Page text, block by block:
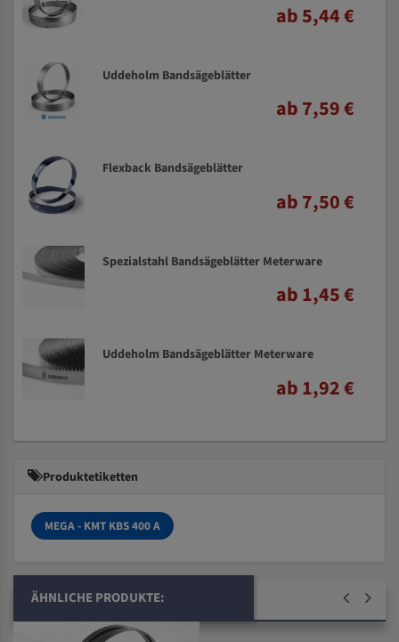
ab 5,44 €
Uddeholm Bandsägeblätter
ab 7,59 €
Flexback Bandsägeblätter
ab 7,50 €
Spezialstahl Bandsägeblätter Meterware
ab 1,45 €
Uddeholm Bandsägeblätter Meterware
ab 1,92 €
Produktetiketten
MEGA - KMT KBS 400 A
ÄHNLICHE PRODUKTE: